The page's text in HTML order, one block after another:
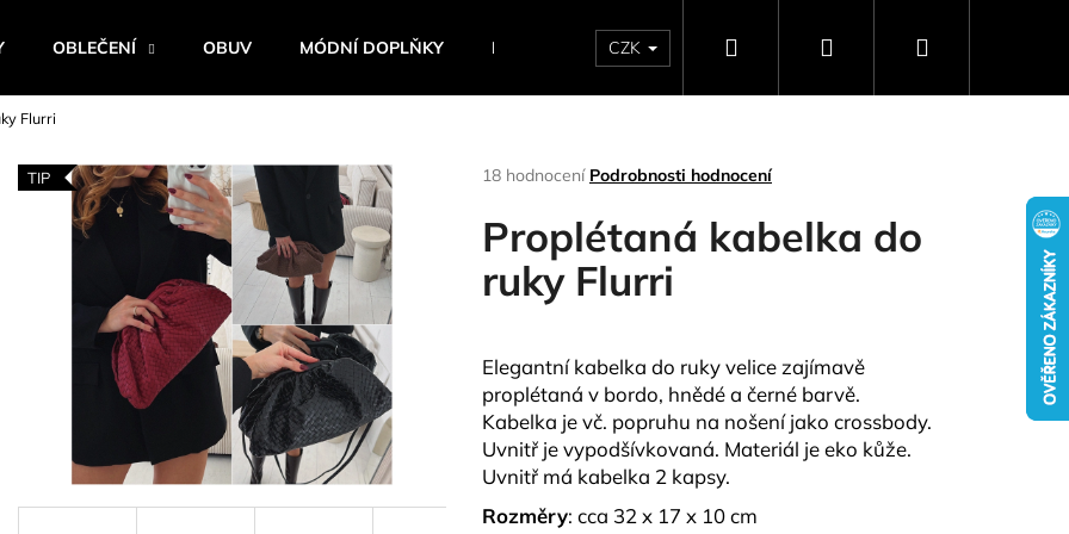
OBLEČENÍ OBUV MÓDNÍ DOPLŇKY BESTSELLERY NAPIŠTE NÁM DÁRKOVÉ POUKAZY
CZK Hledat PřihlášeníNákupní
Flurri
Průměrné
produktu
je
18 hodnocení Podrobnosti hodnocení
Proplétaná kabelka do
ruky Flurri
Elegantní kabelka do ruky velice zajímavě
proplétaná v bordo, hnědé a černé barvě.
Kabelka je vč. popruhu na nošení jako crossbody.
Uvnitř je vypodšívkovaná. Materiál je eko kůže.
Uvnitř má kabelka 2 kapsy.
Rozměry: cca 32 x 17 x 10 cm
TIP
Co potřebujete najít?
HLEDAT
Doporučujeme